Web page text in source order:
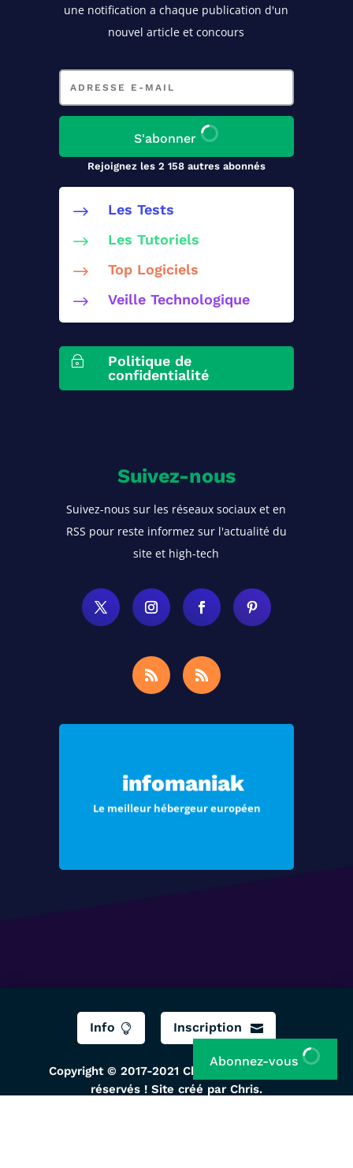
une notification a chaque publication d'un
nouvel article et concours
Adresse
mail
S'abonner
Rejoignez les 2 158 autres abonnés
$ Les Tests
$ Les Tutoriels
$ Top Logiciels
$ Veille Technologique
~
Politique de
confidentialité
Suivez-nous
Suivez-nous sur les réseaux sociaux et en
RSS pour reste informez sur l'actualité du
site et high-tech
infomaniak
Le meilleur hébergeur européen
hébergement pour vos sites Web et
vos e-mails
Info  Inscription 
Copyright © 2017-2021 ChrisTec, Tous droits
réservés ! Site créé par Chris.
Abonnez-vous